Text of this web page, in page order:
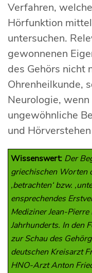
Verfahren,
Hörfunktion
untersuchen.
gewonnenen
des Gehörs nicht
Ohrenheilkunde,
Neurologie,
ungewöhnliche
und
Wissenswert: Der
griechischen Worten
‚betrachten‘ bzw.
ensprechendes
Mediziner Jean-
Jahrhunderts. In den
zur Schau des
deutschen Kreisarzt
HNO-Arzt Anton